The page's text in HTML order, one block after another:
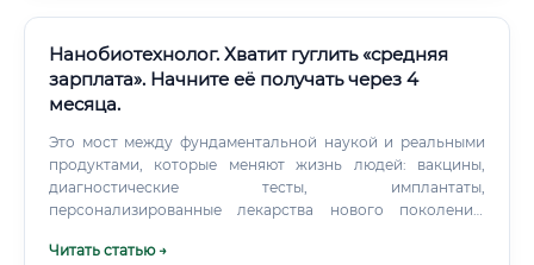
Нанобиотехнолог. Хватит гуглить «средняя
зарплата». Начните её получать через 4
месяца.
Это мост между фундаментальной наукой и реальными
продуктами, которые меняют жизнь людей: вакцины,
диагностические тесты, имплантаты,
персонализированные лекарства нового поколения.
Обязанности нанобиотехнолога варьируются в
Читать статью →